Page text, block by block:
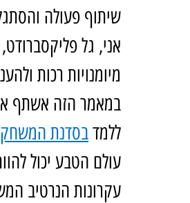
אני, גל
מיומנויות רכות
במאמר הזה אשתף
ללמד בסדנת
עולם הטבע יכול
עקרונות הנרטיב